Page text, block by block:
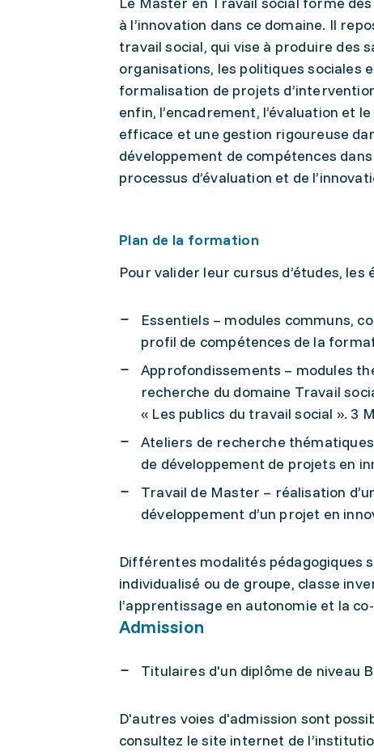
à l’innovation dans ce domaine. Il
travail social, qui vise à produire des
organisations, les politiques sociales
formalisation de projets
enfin, l’encadrement, l’évaluation et
efficace et une gestion rigoureuse
développement de compétences
processus d’évaluation et de
Plan de la formation
Pour valider leur cursus d’études,
Essentiels – modules communs,
profil de compétences de la
Approfondissements – modules
recherche du domaine Travail
« Les publics du travail social ». 3
Ateliers de recherche
de développement de projets en
Travail de Master – réalisation
développement d’un projet en
Différentes modalités pédagogiques
individualisé ou de groupe, classe
l’apprentissage en autonomie et la
Admission
Titulaires d'un diplôme de niveau
D'autres voies d'admission sont
consultez le site internet de